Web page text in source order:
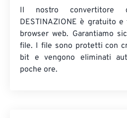
Il nostro convertitore
DESTINAZIONE è gratuito
browser web. Garantiamo
file. I file sono protetti con
bit e vengono eliminati
poche ore.